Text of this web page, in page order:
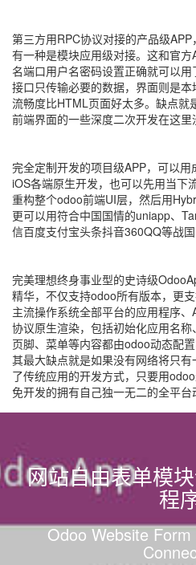
第三方用RPC协议对接的产品级
有一种是模块应用级对接。这和官
名端口用户名密码设置正确就可以
接口只传输必要的数据，界面则是
流畅度比HTML页面好太多。缺点就
前端界面的一些深度二次开发在这里
完全定制开发的项目级APP，可以
iOS各端原生开发，也可以先用当下
重构整个odoo前端UI层，然后用
更可以用符合中国国情的uniapp、
信百度支付宝头条抖音360QQ等战
完美理想终身事业型的史诗级
精华，不仅支持odoo所有版本，更
主流操作系统全部平台的应用程序
协议原生渲染，包括初始化应用名称
页脚、菜单等内容都由odoo动态配
其最大缺点就是如果没有网络将只
了传统应用的开发方式，只要用
免开发的拥有自己独一无二的全平台
网站自由表单模
程
Odoo Website